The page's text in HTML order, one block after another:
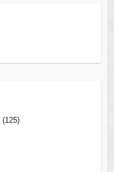
(125)